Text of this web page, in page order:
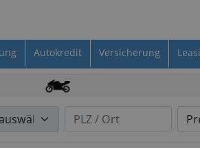
Autokredit Versicherung